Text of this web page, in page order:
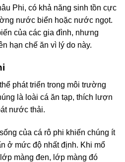
Phi, có khả năng sinh tồn cực
nước biển hoặc nước ngọt.
của các gia đình, nhưng
hạn chế ăn vì lý do này.
phát triển trong môi trường
là loài cá ăn tạp, thích lượn
nước thải.
của cá rô phi khiến chúng ít
ở mức độ nhất định. Khi mổ
màng đen, lớp màng đó